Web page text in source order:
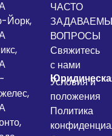
Йорк,
ЧАСТО
ВОПРОСЫ
Свяжитесь
с нами
Условия и
положения
Политика